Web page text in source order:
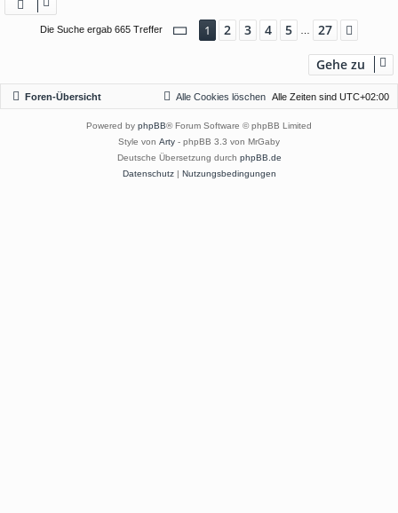
Die Suche ergab 665 Treffer Seite 1 von 27
1 2 3 4 5 27
Gehe zu
Foren-Übersicht Alle Zeiten sind UTC+02:00
Alle Cookies löschen
Powered by phpBB® Forum Software © phpBB Limited
Style von Arty - phpBB 3.3 von MrGaby
Deutsche Übersetzung durch phpBB.de
Datenschutz| Nutzungsbedingungen